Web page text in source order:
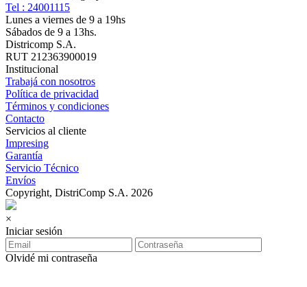
Tel : 24001115
Lunes a viernes de 9 a 19hs
Sábados de 9 a 13hs.
Districomp S.A.
RUT 212363900019
Institucional
Trabajá con nosotros
Política de privacidad
Términos y condiciones
Contacto
Servicios al cliente
Impresing
Garantía
Servicio Técnico
Envíos
Copyright, DistriComp S.A. 2026
×
Iniciar sesión
Olvidé mi contraseña